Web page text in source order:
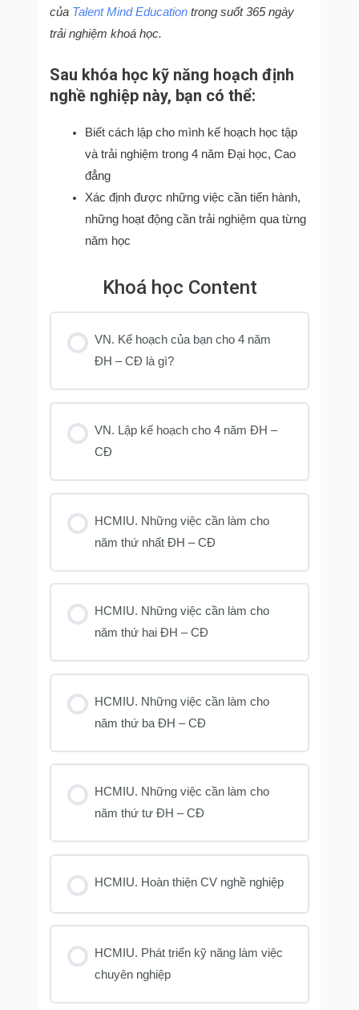
của Talent Mind Education trong suốt 365 ngày
trải nghiệm khoá học.
Sau khóa học kỹ năng hoạch định
nghề nghiệp này, bạn có thể:
Biết cách lập cho mình kế hoạch học tập
và trải nghiệm trong 4 năm Đại học, Cao
đẳng
Xác định được những việc cần tiến hành,
những hoạt động cần trải nghiệm qua từng
năm học
Khoá học Content
VN. Kế hoạch của bạn cho 4 năm
ĐH – CĐ là gì?
VN. Lập kế hoạch cho 4 năm ĐH –
CĐ
HCMIU. Những việc cần làm cho
năm thứ nhất ĐH – CĐ
HCMIU. Những việc cần làm cho
năm thứ hai ĐH – CĐ
HCMIU. Những việc cần làm cho
năm thứ ba ĐH – CĐ
HCMIU. Những việc cần làm cho
năm thứ tư ĐH – CĐ
HCMIU. Hoàn thiện CV nghề nghiệp
HCMIU. Phát triển kỹ năng làm việc
chuyên nghiệp